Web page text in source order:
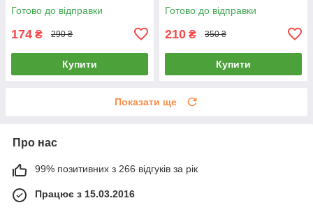
Готово до відправки
174 ₴ 290 ₴
Купити
Готово до відправки
210 ₴ 350 ₴
Купити
Показати ще
Про нас
99% позитивних з 266 відгуків за рік
Працює з 15.03.2016